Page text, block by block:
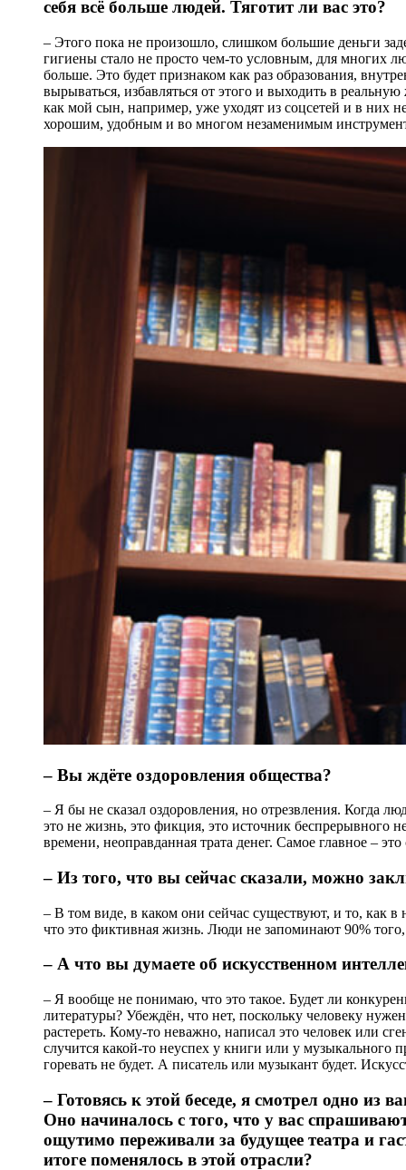
себя всё больше людей. Тяготит ли вас это?
– Этого пока не произошло, слишком большие деньги
гигиены стало не просто чем-то условным, для многих
больше. Это будет признаком как раз образования,
вырываться, избавляться от этого и выходить в
как мой сын, например, уже уходят из соцсетей и в них
хорошим, удобным и во многом незаменимым
– Вы ждёте оздоровления общества?
– Я бы не сказал оздоровления, но отрезвления. Когда
это не жизнь, это фикция, это источник беспрерывного
времени, неоправданная трата денег. Самое главное – это
– Из того, что вы сейчас сказали, можно
– В том виде, в каком они сейчас существуют, и то, как
что это фиктивная жизнь. Люди не запоминают 90%
– А что вы думаете об искусственном
– Я вообще не понимаю, что это такое. Будет ли
литературы? Убеждён, что нет, поскольку человеку
растереть. Кому-то неважно, написал это человек или
случится какой-то неуспех у книги или у музыкального
горевать не будет. А писатель или музыкант будет.
– Готовясь к этой беседе, я смотрел одно
Оно начиналось с того, что у вас
ощутимо переживали за будущее театра и
итоге поменялось в этой отрасли?